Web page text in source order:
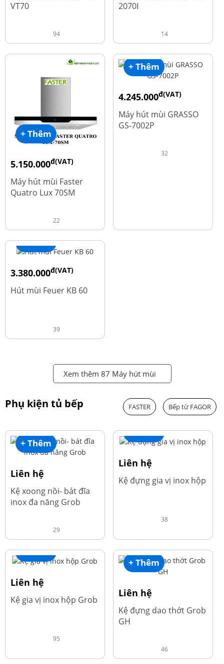
VT70
94
2070I
14
+ Thêm
5.150.000đ(VAT)
Máy hút mùi Faster
Quatro Lux 70SM
22
+ Thêm
4.245.000đ(VAT)
5.660.000
Máy hút mùi GRASSO
GS-7002P
32
+ Thêm
3.380.000đ(VAT)
4.600.000
Hút mùi Feuer KB 60
39
Xem thêm 87 Máy hút mùi
Phụ kiện tủ bếp FASTER Bếp từ FAGOR
+ Thêm
Liên hệ
Kệ xoong nồi- bát đĩa
inox đa năng Grob
29
+ Thêm
Liên hệ
Kệ đựng gia vị inox hộp
38
+ Thêm
Liên hệ
Kệ gia vị inox hộp Grob
95
+ Thêm
Liên hệ
Kệ đựng dao thớt Grob
GH
46